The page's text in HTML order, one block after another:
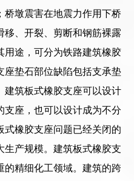
桥墩震害在地震力作用下桥
移、开裂、剪断和钢筋裸露
用途，可分为铁路建筑橡胶
座垫石部位缺陷包括支承垫
建筑板式橡胶支座可以设计
支座，也可以设计成为不分
式橡胶支座问题已经关闭的
生产规模。建筑板式橡胶支
的精细化工领域。建筑的跨